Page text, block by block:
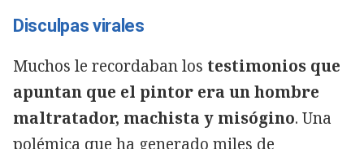
Disculpas virales
Muchos le recordaban los testimonios que
apuntan que el pintor era un hombre
maltratador, machista y misógino. Una
polémica que ha generado miles de